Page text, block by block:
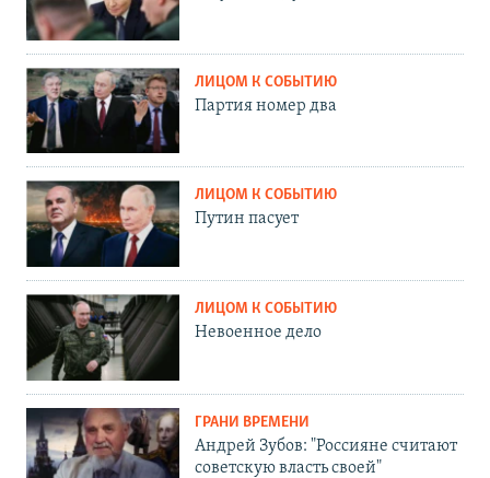
ЛИЦОМ К СОБЫТИЮ
Партия номер два
ЛИЦОМ К СОБЫТИЮ
Путин пасует
ЛИЦОМ К СОБЫТИЮ
Невоенное дело
ГРАНИ ВРЕМЕНИ
Андрей Зубов: "Россияне считают
советскую власть своей"